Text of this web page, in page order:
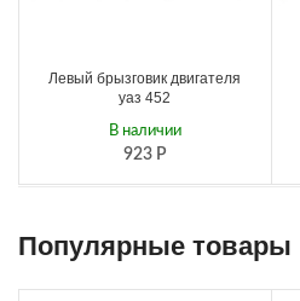
Левый брызговик двигателя
уаз 452
923 Р
В наличии
Популярные товары